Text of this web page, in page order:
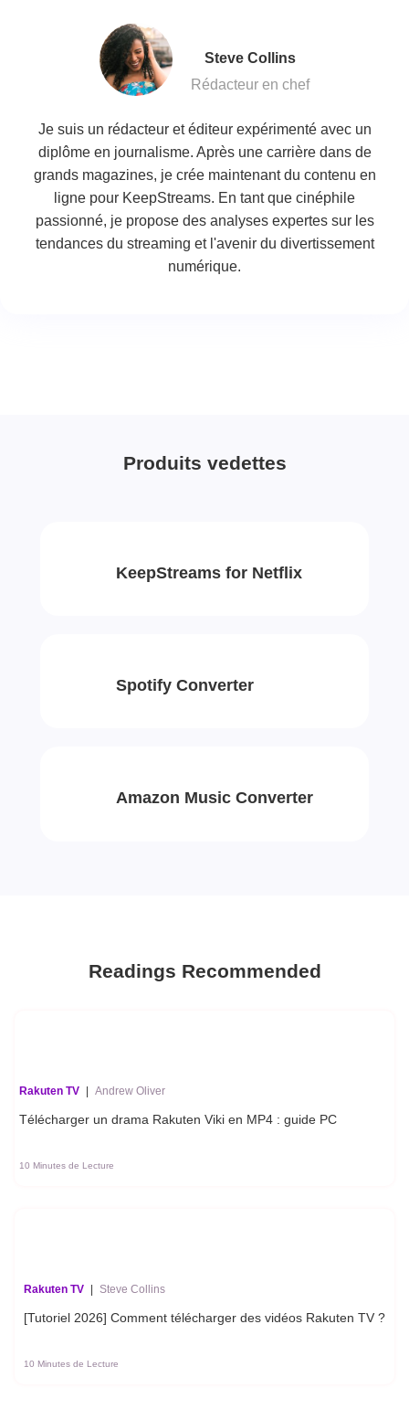
Steve Collins
Rédacteur en chef
Je suis un rédacteur et éditeur expérimenté avec un
diplôme en journalisme. Après une carrière dans de
grands magazines, je crée maintenant du contenu en
ligne pour KeepStreams. En tant que cinéphile
passionné, je propose des analyses expertes sur les
tendances du streaming et l'avenir du divertissement
numérique.
Produits vedettes
KeepStreams for Netflix
Spotify Converter
Amazon Music Converter
Readings Recommended
Rakuten TV | Andrew Oliver
Télécharger un drama Rakuten Viki en MP4 : guide PC
10 Minutes de Lecture
Rakuten TV | Steve Collins
[Tutoriel 2026] Comment télécharger des vidéos Rakuten TV ?
10 Minutes de Lecture